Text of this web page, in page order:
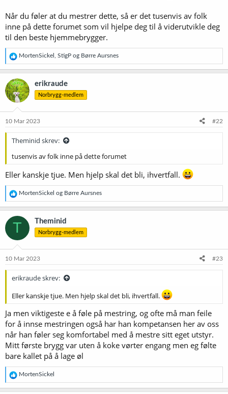
Når du føler at du mestrer dette, så er det tusenvis av folk
inne på dette forumet som vil hjelpe deg til å viderutvikle deg
til den beste hjemmebrygger.
R
e
a
k
s
j
o
e
MortenSickel StigP og Børre Aursnes
erikraude
Norbrygg-medlem
10 Mar 2023 #22
Theminid skrev:
tusenvis av folk inne på dette forumet
Eller kanskje tjue. Men hjelp skal det bli, ihvertfall.
R
e
a
k
s
o
e
MortenSickel og Børre Aursnes
T Theminid
Norbrygg-medlem
10 Mar 2023 #23
erikraude skrev:
Eller kanskje tjue. Men hjelp skal det bli, ihvertfall.
Ja men viktigeste e å føle på mestring, og ofte må man feile
for å innse mestringen også har han kompetansen her av oss
når han føler seg komfortabel med å mestre sitt eget utstyr.
Mitt første brygg var uten å koke vørter engang men eg følte
bare kallet på å lage øl
R
e
a
MortenSickel